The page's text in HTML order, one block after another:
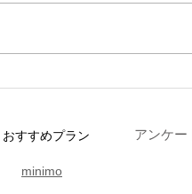
おすすめプラン
minimo
アンケー